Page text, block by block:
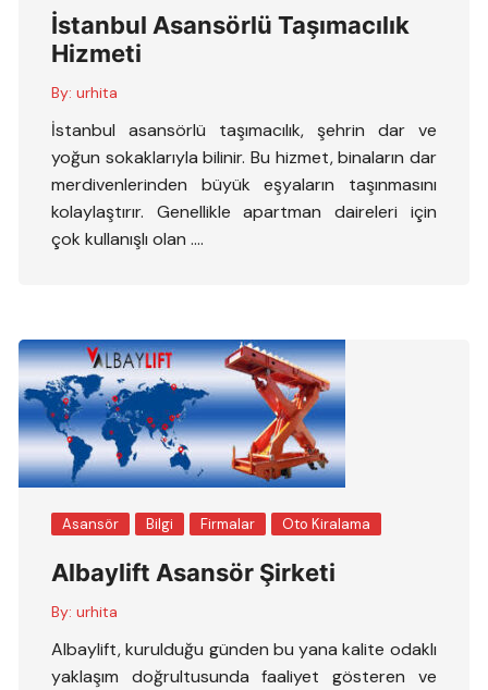
İstanbul Asansörlü Taşımacılık
Hizmeti
By: urhita
İstanbul asansörlü taşımacılık, şehrin dar ve
yoğun sokaklarıyla bilinir. Bu hizmet, binaların dar
merdivenlerinden büyük eşyaların taşınmasını
kolaylaştırır. Genellikle apartman daireleri için
çok kullanışlı olan ….
Asansör Bilgi Firmalar Oto Kiralama
Albaylift Asansör Şirketi
By: urhita
Albaylift, kurulduğu günden bu yana kalite odaklı
yaklaşım doğrultusunda faaliyet gösteren ve